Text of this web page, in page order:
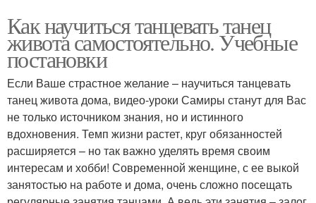
Как научиться танцевать танец
живота самостоятельно. Учебные
постановки
Если Ваше страстное желание – научиться танцевать
танец живота дома, видео-уроки Самиры станут для Вас
не только источником знания, но и истинного
вдохновения. Темп жизни растет, круг обязанностей
расширяется – но так важно уделять время своим
интересам и хобби! Современной женщине, с ее выкой
занятостью на работе и дома, очень сложно посещать